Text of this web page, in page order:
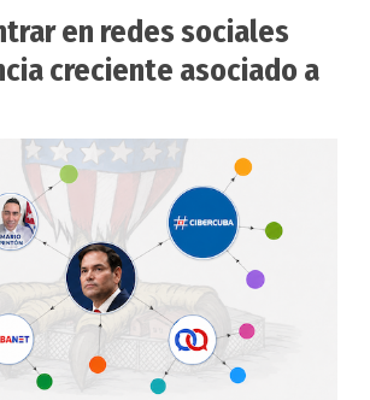
en redes sociales
creciente asociado a